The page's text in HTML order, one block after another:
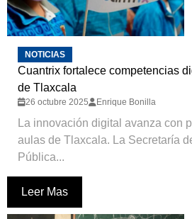
NOTICIAS
Cuantrix fortalece competencias
de Tlaxcala
26 octubre 2025 Enrique Bonilla
La innovación digital avanza con
aulas de Tlaxcala. La Secretaría
Pública...
Leer Mas